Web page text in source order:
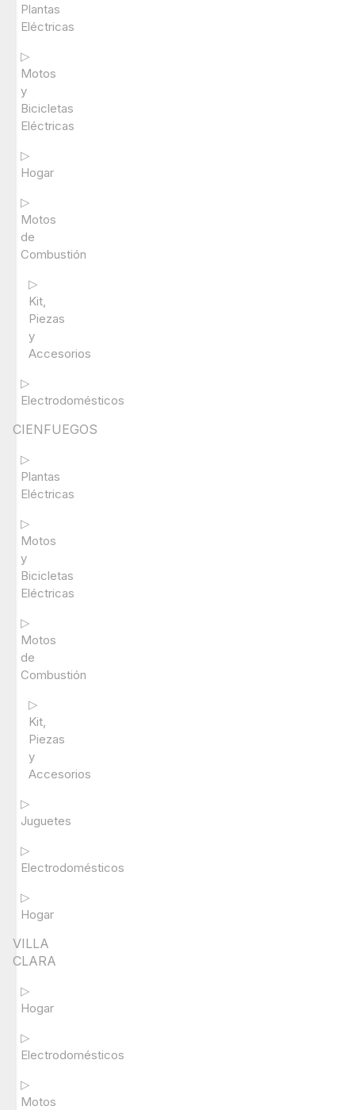
Plantas
Eléctricas
▷
Motos
y
Bicicletas
Eléctricas
▷
Hogar
▷
Motos
de
Combustión
▷
Kit,
Piezas
y
Accesorios
▷
Electrodomésticos
CIENFUEGOS
▷
Plantas
Eléctricas
▷
Motos
y
Bicicletas
Eléctricas
▷
Motos
de
Combustión
▷
Kit,
Piezas
y
Accesorios
▷
Juguetes
▷
Electrodomésticos
▷
Hogar
VILLA
CLARA
▷
Hogar
▷
Electrodomésticos
▷
Motos